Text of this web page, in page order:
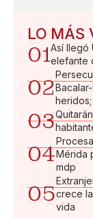
LO MÁS
01Así llegó
elefante
02
03
04Mérida
mdp
05crece
vida